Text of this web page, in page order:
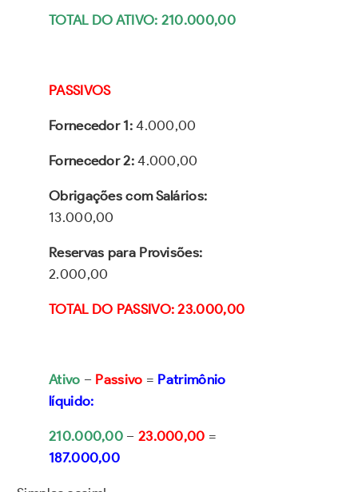
TOTAL DO ATIVO: 210.000,00
PASSIVOS
Fornecedor 1:4.000,00
Fornecedor 2:4.000,00
Obrigações com Salários:
13.000,00
Reservas para Provisões:
2.000,00
TOTAL DO PASSIVO: 23.000,00
Ativo – Passivo = Patrimônio
líquido:
210.000,00 – 23.000,00 =
187.000,00